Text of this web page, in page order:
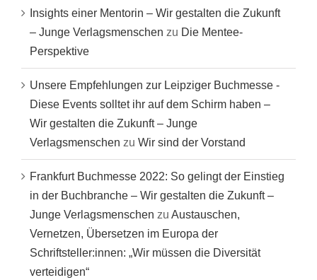
Insights einer Mentorin – Wir gestalten die Zukunft
– Junge Verlagsmenschen zu Die Mentee-
Perspektive
Unsere Empfehlungen zur Leipziger Buchmesse -
Diese Events solltet ihr auf dem Schirm haben –
Wir gestalten die Zukunft – Junge
Verlagsmenschen zu Wir sind der Vorstand
Frankfurt Buchmesse 2022: So gelingt der Einstieg
in der Buchbranche – Wir gestalten die Zukunft –
Junge Verlagsmenschen zu Austauschen,
Vernetzen, Übersetzen im Europa der
Schriftsteller:innen: „Wir müssen die Diversität
verteidigen“